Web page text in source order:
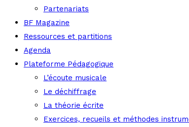
Partenariats
BF Magazine
Ressources et partitions
Agenda
Plateforme Pédagogique
L’écoute musicale
Le déchiffrage
La théorie écrite
Exercices, recueils et méthodes